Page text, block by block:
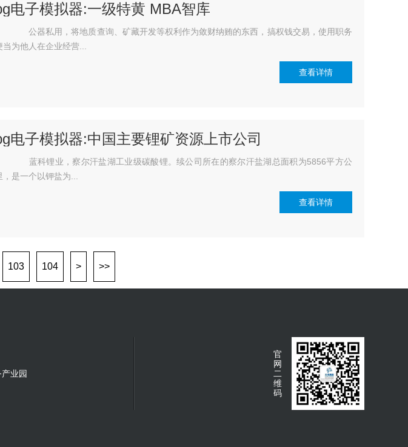
电子模拟器:一级特黄 MBA智库
公器私用，将地质查询、矿藏开发等权利作为敛财纳贿的东西，搞权钱交易，使用职务
当为他人在企业经营...
查看详情
电子模拟器:中国主要锂矿资源上市公司
蓝科锂业，察尔汗盐湖工业级碳酸锂。续公司所在的察尔汗盐湖总面积为5856平方公
，是一个以钾盐为...
查看详情
103 104 > >>
业园
官
网
二
维
码